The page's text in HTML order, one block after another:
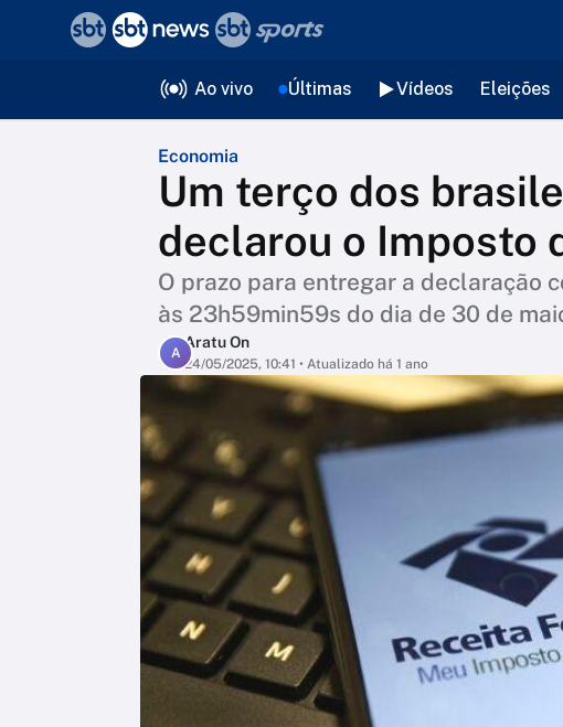
Ao vivo Últimas Vídeos Eleições
Economia
Um terço dos
declarou o Imposto
O prazo para entregar a declaração
às 23h59min59s do dia de 30 de
A
Aratu On
24/05/2025, 10:41 • Atualizado há 1 ano
voltar
Editorias